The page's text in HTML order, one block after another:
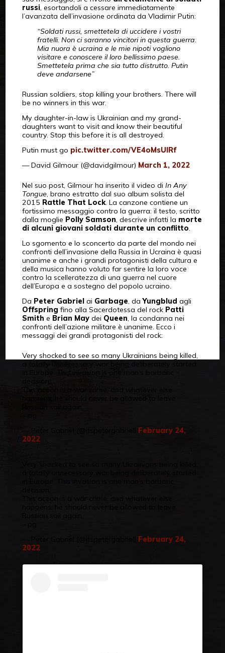
russi, esortandoli a cessare immediatamente
l’avanzata dell’invasione ordinata da Vladimir Putin:
“Soldati russi, smettetela di uccidere i vostri
fratelli. Non ci saranno vincitori in questa guerra.
Mia nuora è ucraina e le mie nipoti vogliono
visitare e conoscere il loro bellissimo paese.
Smettetela prima che sia tutto distrutto. Putin
deve andarsene”
Russian soldiers, stop killing your brothers. There will
be no winners in this war.
My daughter-in-law is Ukrainian and my grand-
daughters want to visit and know their beautiful
country. Stop this before it is all destroyed.
Putin must go pic.twitter.com/VE4oMsUIRf
— David Gilmour (@davidgilmour) March 1, 2022
Nel suo post, Gilmour ha inserito il video di In Any
Tongue, brano estratto dal suo album solista del
2015 Rattle That Lock. La canzone contiene un
fortissimo messaggio contro la guerra: il testo, scritto
dalla moglie Polly Samson, descrive infatti la morte
di alcuni giovani soldati durante un conflitto.
Lo sgomento e lo sconcerto da parte del mondo nei
confronti dell’invasione della Russia in Ucraina è quasi
unanime e anche i grandi protagonisti della cultura e
della musica hanno voluto far sentire la loro voce
contro la scelleratezza di una guerra nel cuore
dell’Europa e a sostegno del popolo ucraino.
Da Peter Gabrielai Garbage, daYungblud agli
Offspring fino alla Sacerdotessa del rock Patti
Smith e Brian Maydei Queen, la condanna nei
confronti dell’azione militare è unanime. Ecco i
messaggi dei grandi protagonisti del rock:
Very shocked to see so many Ukrainians being killed,
in Europe. This invasion is one man’s barbaric
February 24,
2022
February 24,
2022